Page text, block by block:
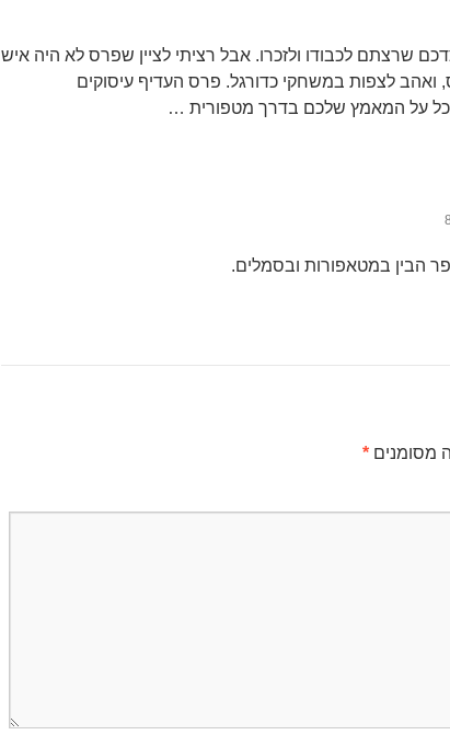
שרצתם לכבודו ולזכרו. אבל רציתי לציין שפרס לא היה איש
ואהב לצפות במשחקי כדורגל. פרס העדיף עיסוקים
על המאמץ שלכם בדרך מטפורית …
הבין במטאפורות ובסמלים.
מסומנים *